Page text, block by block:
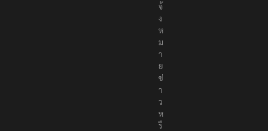
แ
จ้
ง
ห
ม
า
ย
ข่
า
ว
ห